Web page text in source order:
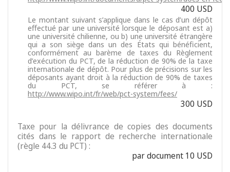
400 USD
Le montant suivant s’applique dans le cas d’un dépôt
effectué par une université lorsque le déposant est a)
une université chilienne, ou b) une université étrangère
qui a son siège dans un des États qui bénéficient,
conformément au barème de taxes du Règlement
d’exécution du PCT, de la réduction de 90% de la taxe
internationale de dépôt. Pour plus de précisions sur les
déposants ayant droit à la réduction de 90% de taxes
du PCT, se référer à :
http://www.wipo.int/fr/web/pct-system/fees/
300 USD
Taxe pour la délivrance de copies des documents
cités dans le rapport de recherche internationale
(règle 44.3 du PCT) :
par document 10 USD